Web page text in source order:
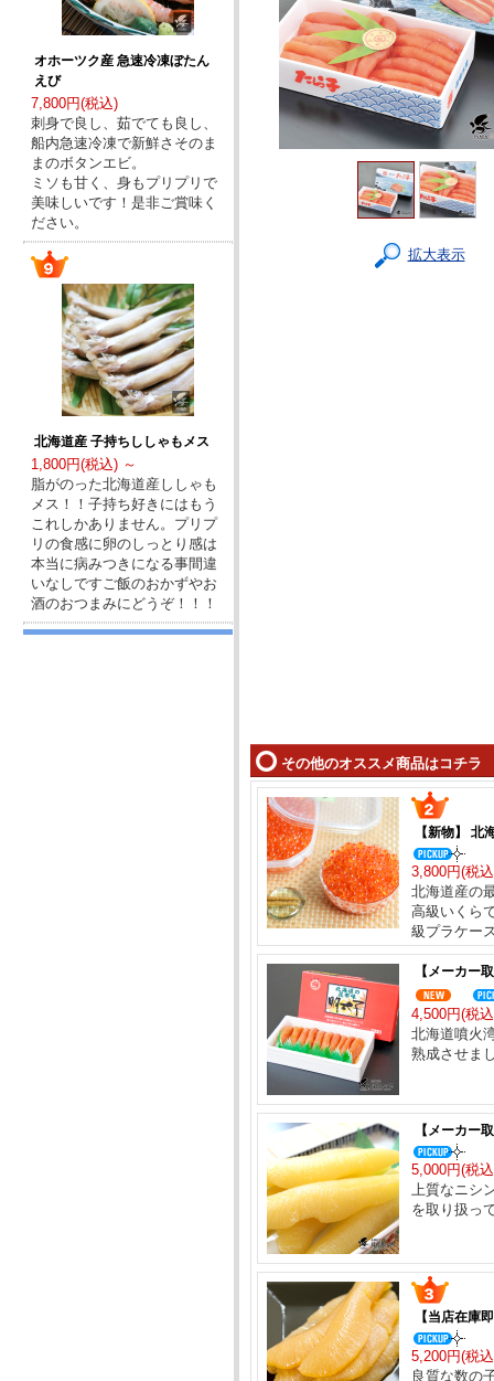
オホーツク産 急速冷凍ぼたん
えび
7,800円(税込)
刺身で良し、茹でても良し、
船内急速冷凍で新鮮さそのま
まのボタンエビ。
ミソも甘く、身もプリプリで
美味しいです！是非ご賞味く
ださい。
北海道産 子持ちししゃもメス
1,800円(税込) ～
脂がのった北海道産ししゃも
メス！！子持ち好きにはもう
これしかありません。プリプ
リの食感に卵のしっとり感は
本当に病みつきになる事間違
いなしですご飯のおかずやお
酒のおつまみにどうぞ！！！
拡大表示
その他のオススメ商品はコチラ
【新物】 北
3,800円(税
北海道産の
高級いくら
級プラケー
【メーカー
4,500円(税
北海道噴火
熟成させま
【メーカー
5,000円(税
上質なニシ
を取り扱っ
【当店在庫
5,200円(税
良質な数の